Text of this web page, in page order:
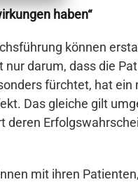
haben“
können
darum, dass die
fürchtet, hat
Das gleiche gilt
deren
mit ihren